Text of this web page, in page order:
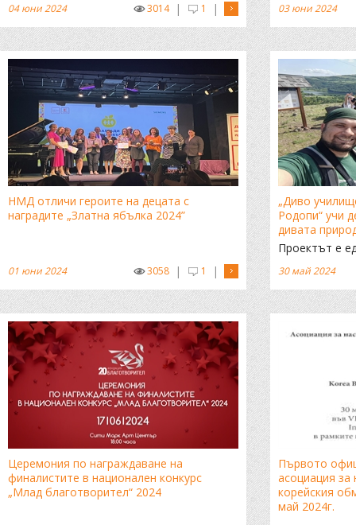
|
1
|
3014
04 юни 2024 03 юни 2024
НМД отличи героите на децата с
наградите „Златна ябълка 2024”
|
1
|
3058
01 юни 2024
„Диво
Родопи“ учи
дивата
Проектът е
грант
30 май 2024
Церемония по награждаване на
финалистите в национален конкурс
„Млад благотворител“ 2024
Първото
асоциация за
корейския
май 2024г.